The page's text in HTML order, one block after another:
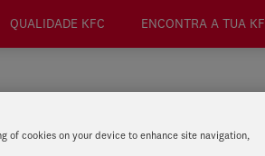
QUALIDADE KFC ENCONTRA A TUA
of cookies on your device to enhance site navigation,